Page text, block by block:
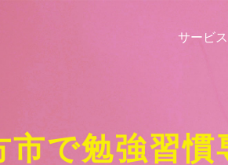
サービス
市で勉強習慣